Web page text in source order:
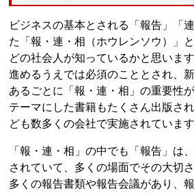
ビジネスの基本とされる「報告」「
た「報・連・相（ホウレンソウ）」
どの社会人が知っているかと思いま
進めるうえでは必須のこととされ、
あるごとに「報・連・相」の重要性
テーマにした書籍もたくさん出版さ
ども数多くの会社で実施されています
「報・連・相」の中でも「報告」は
されていて、多くの場面でその大切
多くの報告書類や報告会議があり、